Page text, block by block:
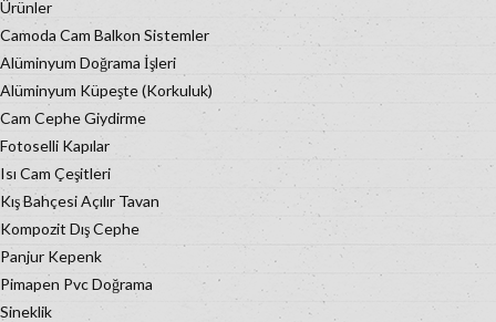
Ürünler
Camoda Cam Balkon Sistemler
Alüminyum Doğrama İşleri
Alüminyum Küpeşte (Korkuluk)
Cam Cephe Giydirme
Fotoselli Kapılar
Isı Cam Çeşitleri
Kış Bahçesi Açılır Tavan
Kompozit Dış Cephe
Panjur Kepenk
Pimapen Pvc Doğrama
Sineklik